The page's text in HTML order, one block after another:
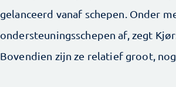
gelanceerd vanaf schepen. Onder
ondersteuningsschepen af, zegt
Bovendien zijn ze relatief groot,